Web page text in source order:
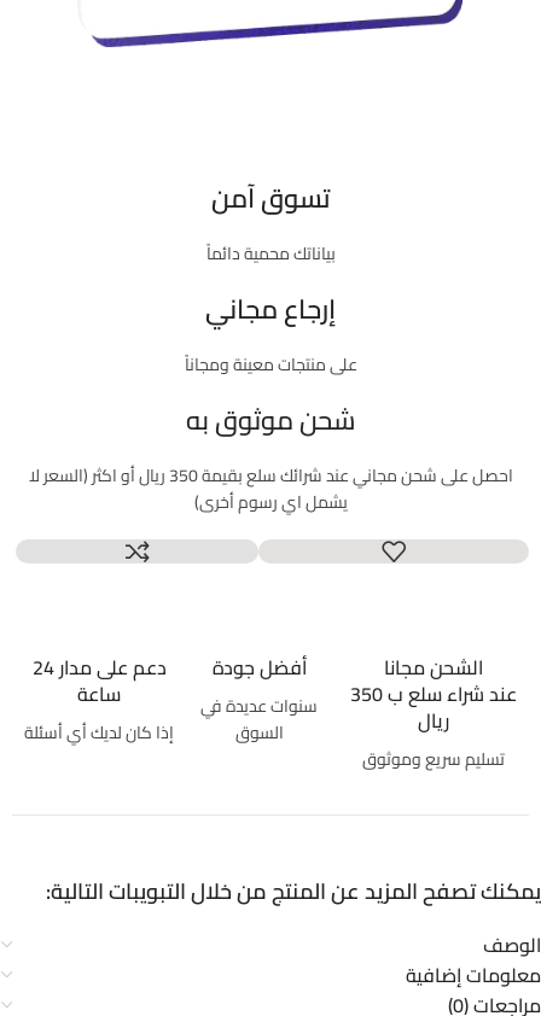
تسوق آمن
بياناتك محمية دائماً
إرجاع مجاني
على منتجات معينة ومجاناً
شحن موثوق به
احصل على شحن مجاني عند شرائك سلع بقيمة 350 ريال أو اكثر (السعر لا
يشمل اي رسوم أخرى)
الشحن مجانا
عند شراء سلع ب 350
ريال
تسليم سريع وموثوق
أفضل جودة
سنوات عديدة في
السوق
دعم على مدار 24
ساعة
إذا كان لديك أي أسئلة
يمكنك تصفح المزيد عن المنتج من خلال التبويبات التالية:
الوصف
معلومات إضافية
مراجعات (0)